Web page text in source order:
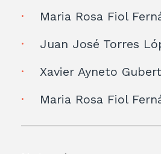
Maria Rosa Fiol
Juan José Torres
Xavier Ayneto Gubert
Maria Rosa Fiol